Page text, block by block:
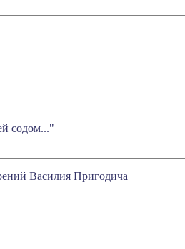
содом..."
Василия Пригодича